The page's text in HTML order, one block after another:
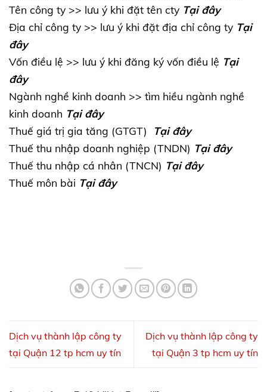
Tên công ty >> lưu ý khi đặt tên cty Tại đây
Địa chỉ công ty >> lưu ý khi đặt địa chỉ công ty Tại
đây
Vốn điều lệ >> lưu ý khi đăng ký vốn điều lệ Tại
đây
Ngành nghề kinh doanh >> tìm hiều ngành nghề
kinh doanh Tại đây
Thuế giá trị gia tăng (GTGT)
Tại đây
Thuế thu nhập doanh nghiệp (TNDN) Tại đây
Thuế thu nhập cá nhân (TNCN) Tại đây
Thuế môn bài Tại đây
Dịch vụ thành lập công ty
tại Quận 12 tp hcm uy tín
Dịch vụ thành lập công ty
tại Quận 3 tp hcm uy tín